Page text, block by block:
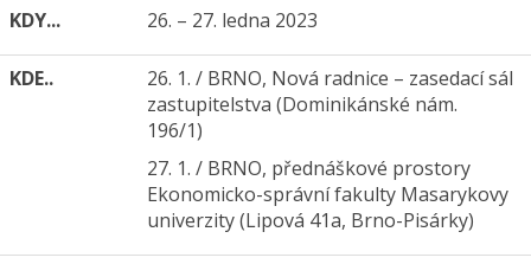
KDY... 26. – 27. ledna 2023
KDE..
26. 1. / BRNO, Nová radnice – zasedací sál
zastupitelstva (Dominikánské nám.
196/1)
27. 1. / BRNO, přednáškové prostory
Ekonomicko-správní fakulty Masarykovy
univerzity (Lipová 41a, Brno-Pisárky)